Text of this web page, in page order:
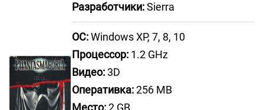
Разработчики:Sierra
ОС:Windows XP, 7, 8, 10
Процессор: 1.2 GHz
Видео: 3D
Оперативка:256 MB
Место:2 GB